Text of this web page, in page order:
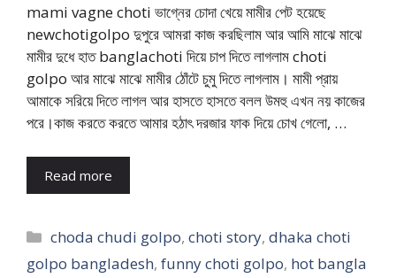
mami vagne choti ভাগ্নের চোদা খেয়ে মামীর পেট হয়েছে
newchotigolpo দুপুরে আমরা কাজ করছিলাম আর আমি মাঝে মাঝে
মামীর দুধে হাত banglachoti দিয়ে চাপ দিতে লাগলাম choti
golpo আর মাঝে মাঝে মামীর ঠোঁটে চুমু দিতে লাগলাম। মামী প্রায়
আমাকে সরিয়ে দিতে লাগল আর হাসতে হাসতে বলল উমহু এখন নয় কাজের
পরে।কাজ করতে করতে আমার হঠাৎ দরজার ফাক দিয়ে চোখ গেলো, …
Read more
Categories
choda chudi golpo,choti story,dhaka choti
golpo bangladesh, funny choti golpo, hot bangla